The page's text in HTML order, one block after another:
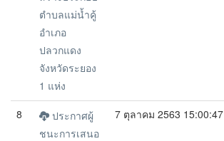
ตำบลแม่น้ำคู้
อำเภอ
ปลวกแดง
จังหวัดระยอง
1 แห่ง
8
ประกาศผู้
ชนะการเสนอ
7 ตุลาคม 2563 15:00:47